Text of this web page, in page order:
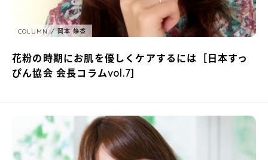
COLUMN 岡本 静香
花粉の時期にお肌を優しくケアするには［日本すっ
ぴん協会 会長コラムvol.7］